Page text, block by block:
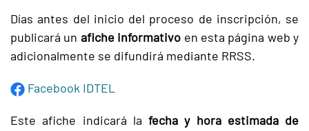
Días antes del inicio del proceso de inscripción, se
publicará un afiche informativo en esta página web y
adicionalmente se difundirá mediante RRSS.
Facebook IDTEL
Este afiche indicará la fecha y hora estimada de